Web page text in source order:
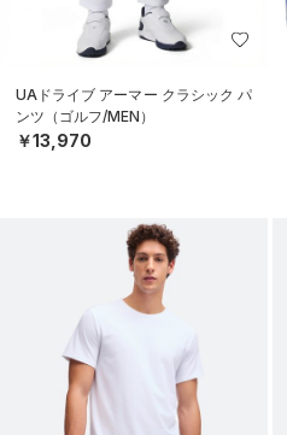
UAドライブ アーマー クラシック パ
ンツ（ゴルフ/MEN）
￥13,970